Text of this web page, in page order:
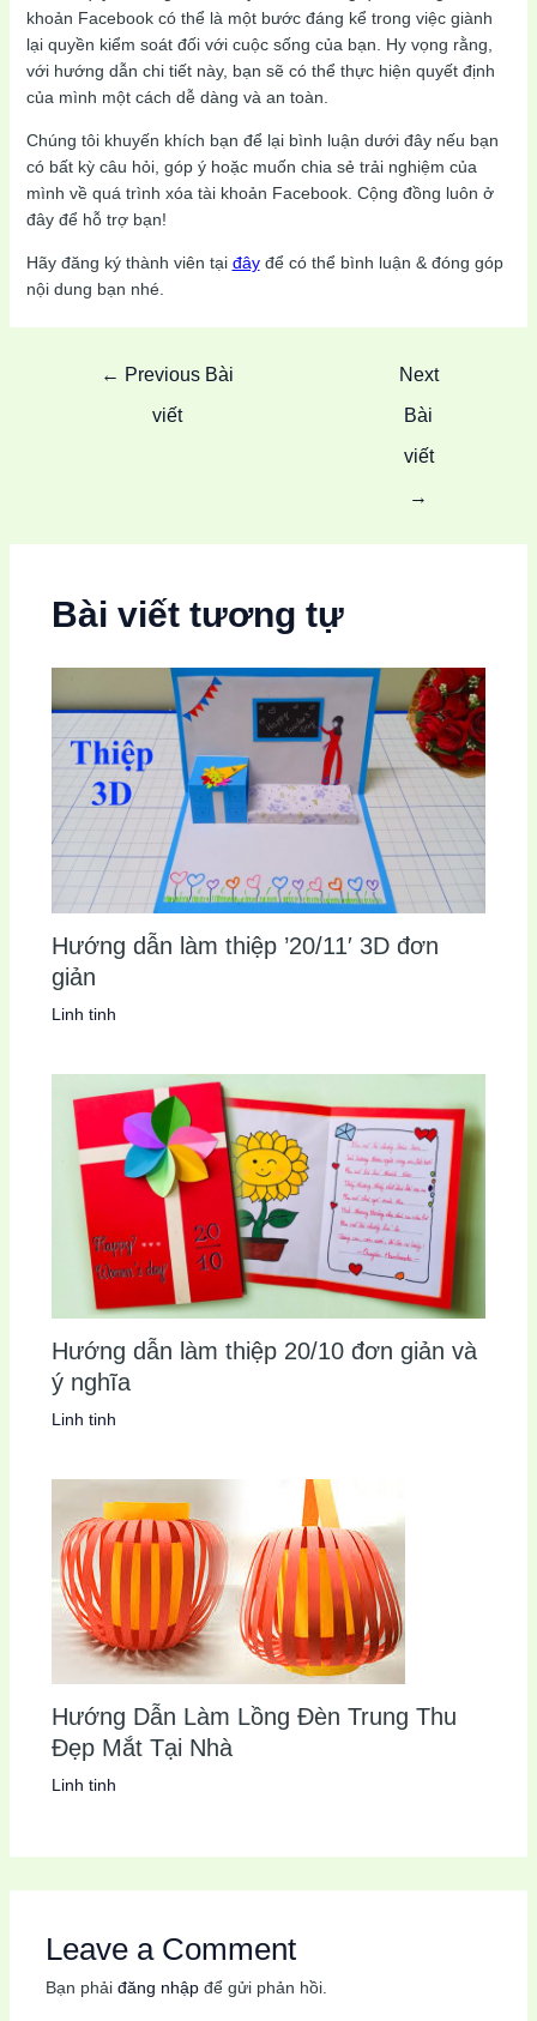
khoản Facebook có thể là một bước đáng kể trong việc giành
lại quyền kiểm soát đối với cuộc sống của bạn. Hy vọng rằng,
với hướng dẫn chi tiết này, bạn sẽ có thể thực hiện quyết định
của mình một cách dễ dàng và an toàn.
Chúng tôi khuyến khích bạn để lại bình luận dưới đây nếu bạn
có bất kỳ câu hỏi, góp ý hoặc muốn chia sẻ trải nghiệm của
mình về quá trình xóa tài khoản Facebook. Cộng đồng luôn ở
đây để hỗ trợ bạn!
Hãy đăng ký thành viên tại đâyđể có thể bình luận & đóng góp
nội dung bạn nhé.
← Previous Bài
viết
Next
Bài
viết
→
Bài viết tương tự
Hướng dẫn làm thiệp ’20/11′ 3D đơn
giản
Linh tinh
Hướng dẫn làm thiệp 20/10 đơn giản và
ý nghĩa
Linh tinh
Hướng Dẫn Làm Lồng Đèn Trung Thu
Đẹp Mắt Tại Nhà
Linh tinh
Leave a Comment
Bạn phải đăng nhậpđể gửi phản hồi.